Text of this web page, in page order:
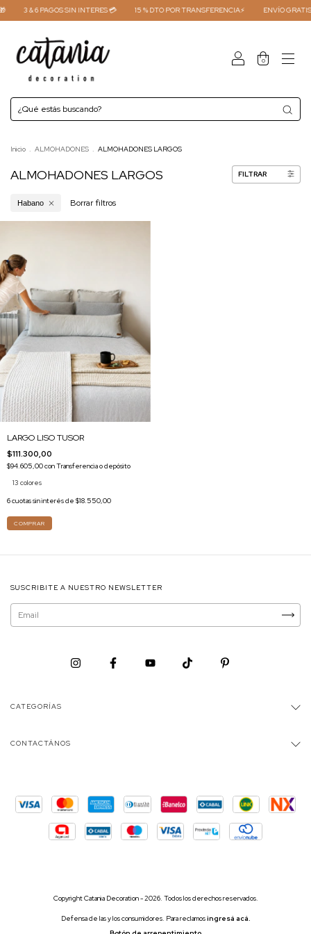
3 & 6 PAGOS SIN INTERES 💳 15 % DTO POR TRANSFERENCIA⚡ ENVÍO
0
Inicio . ALMOHADONES . ALMOHADONES LARGOS
ALMOHADONES LARGOS FILTRAR
Habano Borrar filtros
LARGO LISO TUSOR
$111.300,00
$94.605,00conTransferencia o depósito
13 colores
6cuotas sin interés de $18.550,00
COMPRAR
SUSCRIBITE A NUESTRO NEWSLETTER
CATEGORÍAS
CONTACTÁNOS
Copyright Catania Decoration - 2026. Todos los derechos reservados.
Defensa de las y los consumidores. Para reclamosingresá acá.